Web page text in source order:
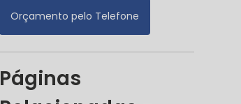
Orçamento pelo Telefone
Páginas